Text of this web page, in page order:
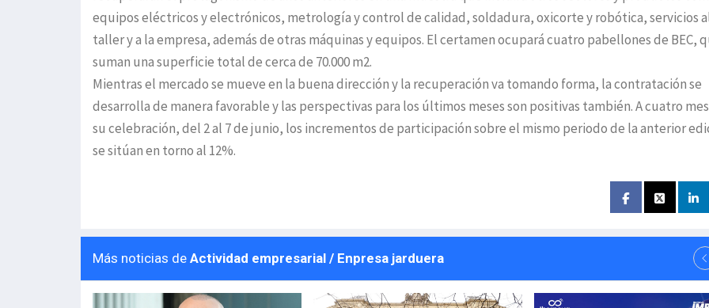
equipos eléctricos y electrónicos, metrología y control de calidad, soldadura, oxicorte y robótica, servicios
taller y a la empresa, además de otras máquinas y equipos. El certamen ocupará cuatro pabellones de BEC,
suman una superficie total de cerca de 70.000 m2.
Mientras el mercado se mueve en la buena dirección y la recuperación va tomando forma, la contratación se
desarrolla de manera favorable y las perspectivas para los últimos meses son positivas también. A cuatro
su celebración, del 2 al 7 de junio, los incrementos de participación sobre el mismo periodo de la anterior
se sitúan en torno al 12%.
Más noticias de Actividad empresarial / Enpresa jarduera